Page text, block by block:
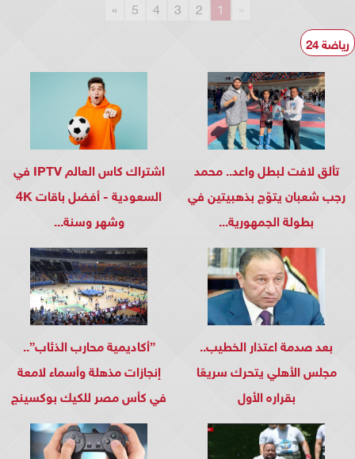
«
1
2
3
4
5
»
رياضة 24
تألق لافت لبطل واعد.. محمد
رجب شعبان يتوّج بذهبيتين في
بطولة الجمهورية...
اشتراك كاس العالم IPTV في
السعودية - أفضل باقات 4K
وشهر وسنة...
بعد صدمة اعتذار الخطيب..
مجلس الأهلي يتحرك سريعًا
بقراره الأول
”أكاديمية محارب الذئاب”..
إنجازات مذهلة وأسماء لامعة
في كأس مصر للكيك بوكسينج